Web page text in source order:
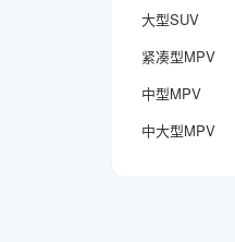
大型SUV
紧凑型MPV
中型MPV
中大型MPV